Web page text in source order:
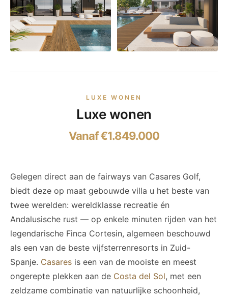
LUXE WONEN
Luxe wonen
Vanaf €1.849.000
Gelegen direct aan de fairways van Casares Golf,
biedt deze op maat gebouwde villa u het beste van
twee werelden: wereldklasse recreatie én
Andalusische rust — op enkele minuten rijden van het
legendarische Finca Cortesin, algemeen beschouwd
als een van de beste vijfsterrenresorts in Zuid-
Spanje. Casares is een van de mooiste en meest
ongerepte plekken aan de Costa del Sol, met een
zeldzame combinatie van natuurlijke schoonheid,